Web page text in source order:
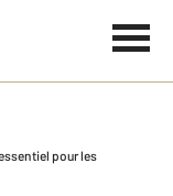
pour les